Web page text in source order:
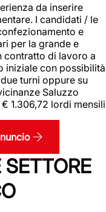
da inserire
I candidati / le
e
per la grande e
contratto di lavoro a
iniziale con possibilità
turni oppure su
Saluzzo
1.306,72 lordi mensili
SETTORE